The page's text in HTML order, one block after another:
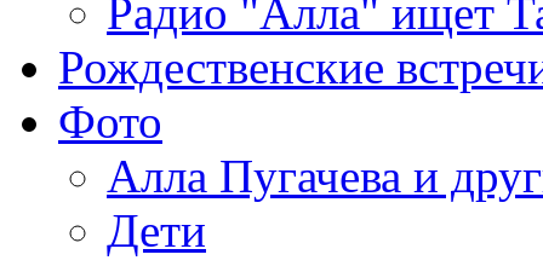
Радио "Алла" ищет
Рождественские
Фото
Алла Пугачева и
Дети